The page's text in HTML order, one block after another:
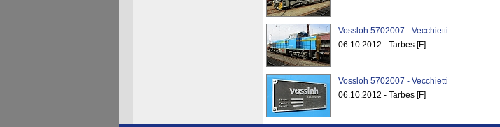
Vossloh 5702007 - Vecchietti
06.10.2012 - Tarbes [F]
Vossloh 5702007 - Vecchietti
06.10.2012 - Tarbes [F]